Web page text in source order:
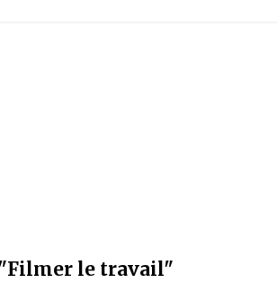
le travail"